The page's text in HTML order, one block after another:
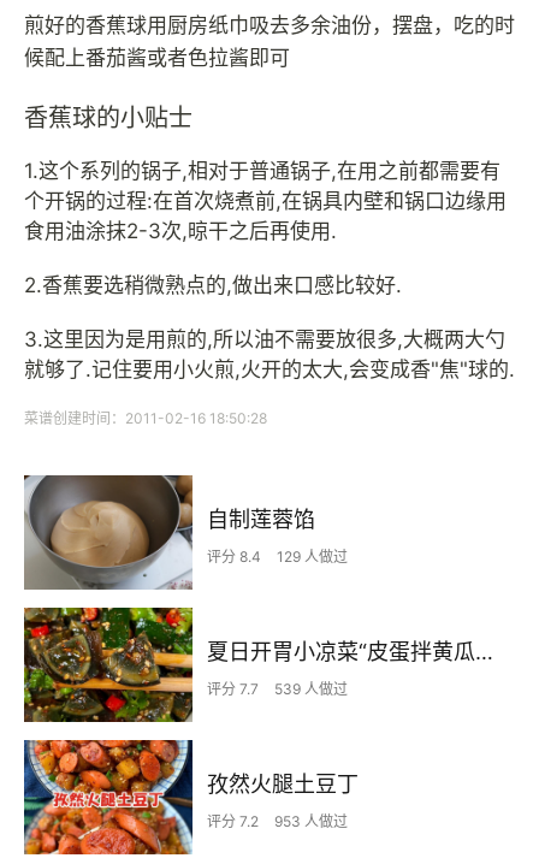
煎好的香蕉球用厨房纸巾吸去多余油份，摆盘，吃的时
候配上番茄酱或者色拉酱即可
香蕉球的小贴士
1.这个系列的锅子,相对于普通锅子,在用之前都需要有
个开锅的过程:在首次烧煮前,在锅具内壁和锅口边缘用
食用油涂抹2-3次,晾干之后再使用.
2.香蕉要选稍微熟点的,做出来口感比较好.
3.这里因为是用煎的,所以油不需要放很多,大概两大勺
就够了.记住要用小火煎,火开的太大,会变成香"焦"球的.
菜谱创建时间：2011-02-16 18:50:28
自制莲蓉馅
评分 8.4 129 人做过
夏日开胃小凉菜“皮蛋拌黄瓜🥒”开胃减脂
评分 7.7 539 人做过
孜然火腿土豆丁
评分 7.2 953 人做过